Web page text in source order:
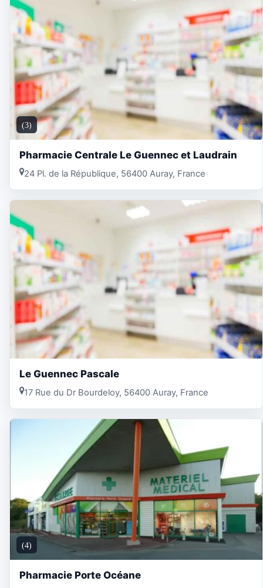
(3)
Pharmacie Centrale Le Guennec et Laudrain
24 Pl. de la République, 56400 Auray, France
Le Guennec Pascale
17 Rue du Dr Bourdeloy, 56400 Auray, France
(4)
Pharmacie Porte Océane